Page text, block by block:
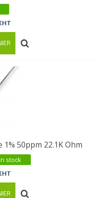
1% 50ppm 22.1K Ohm
stock